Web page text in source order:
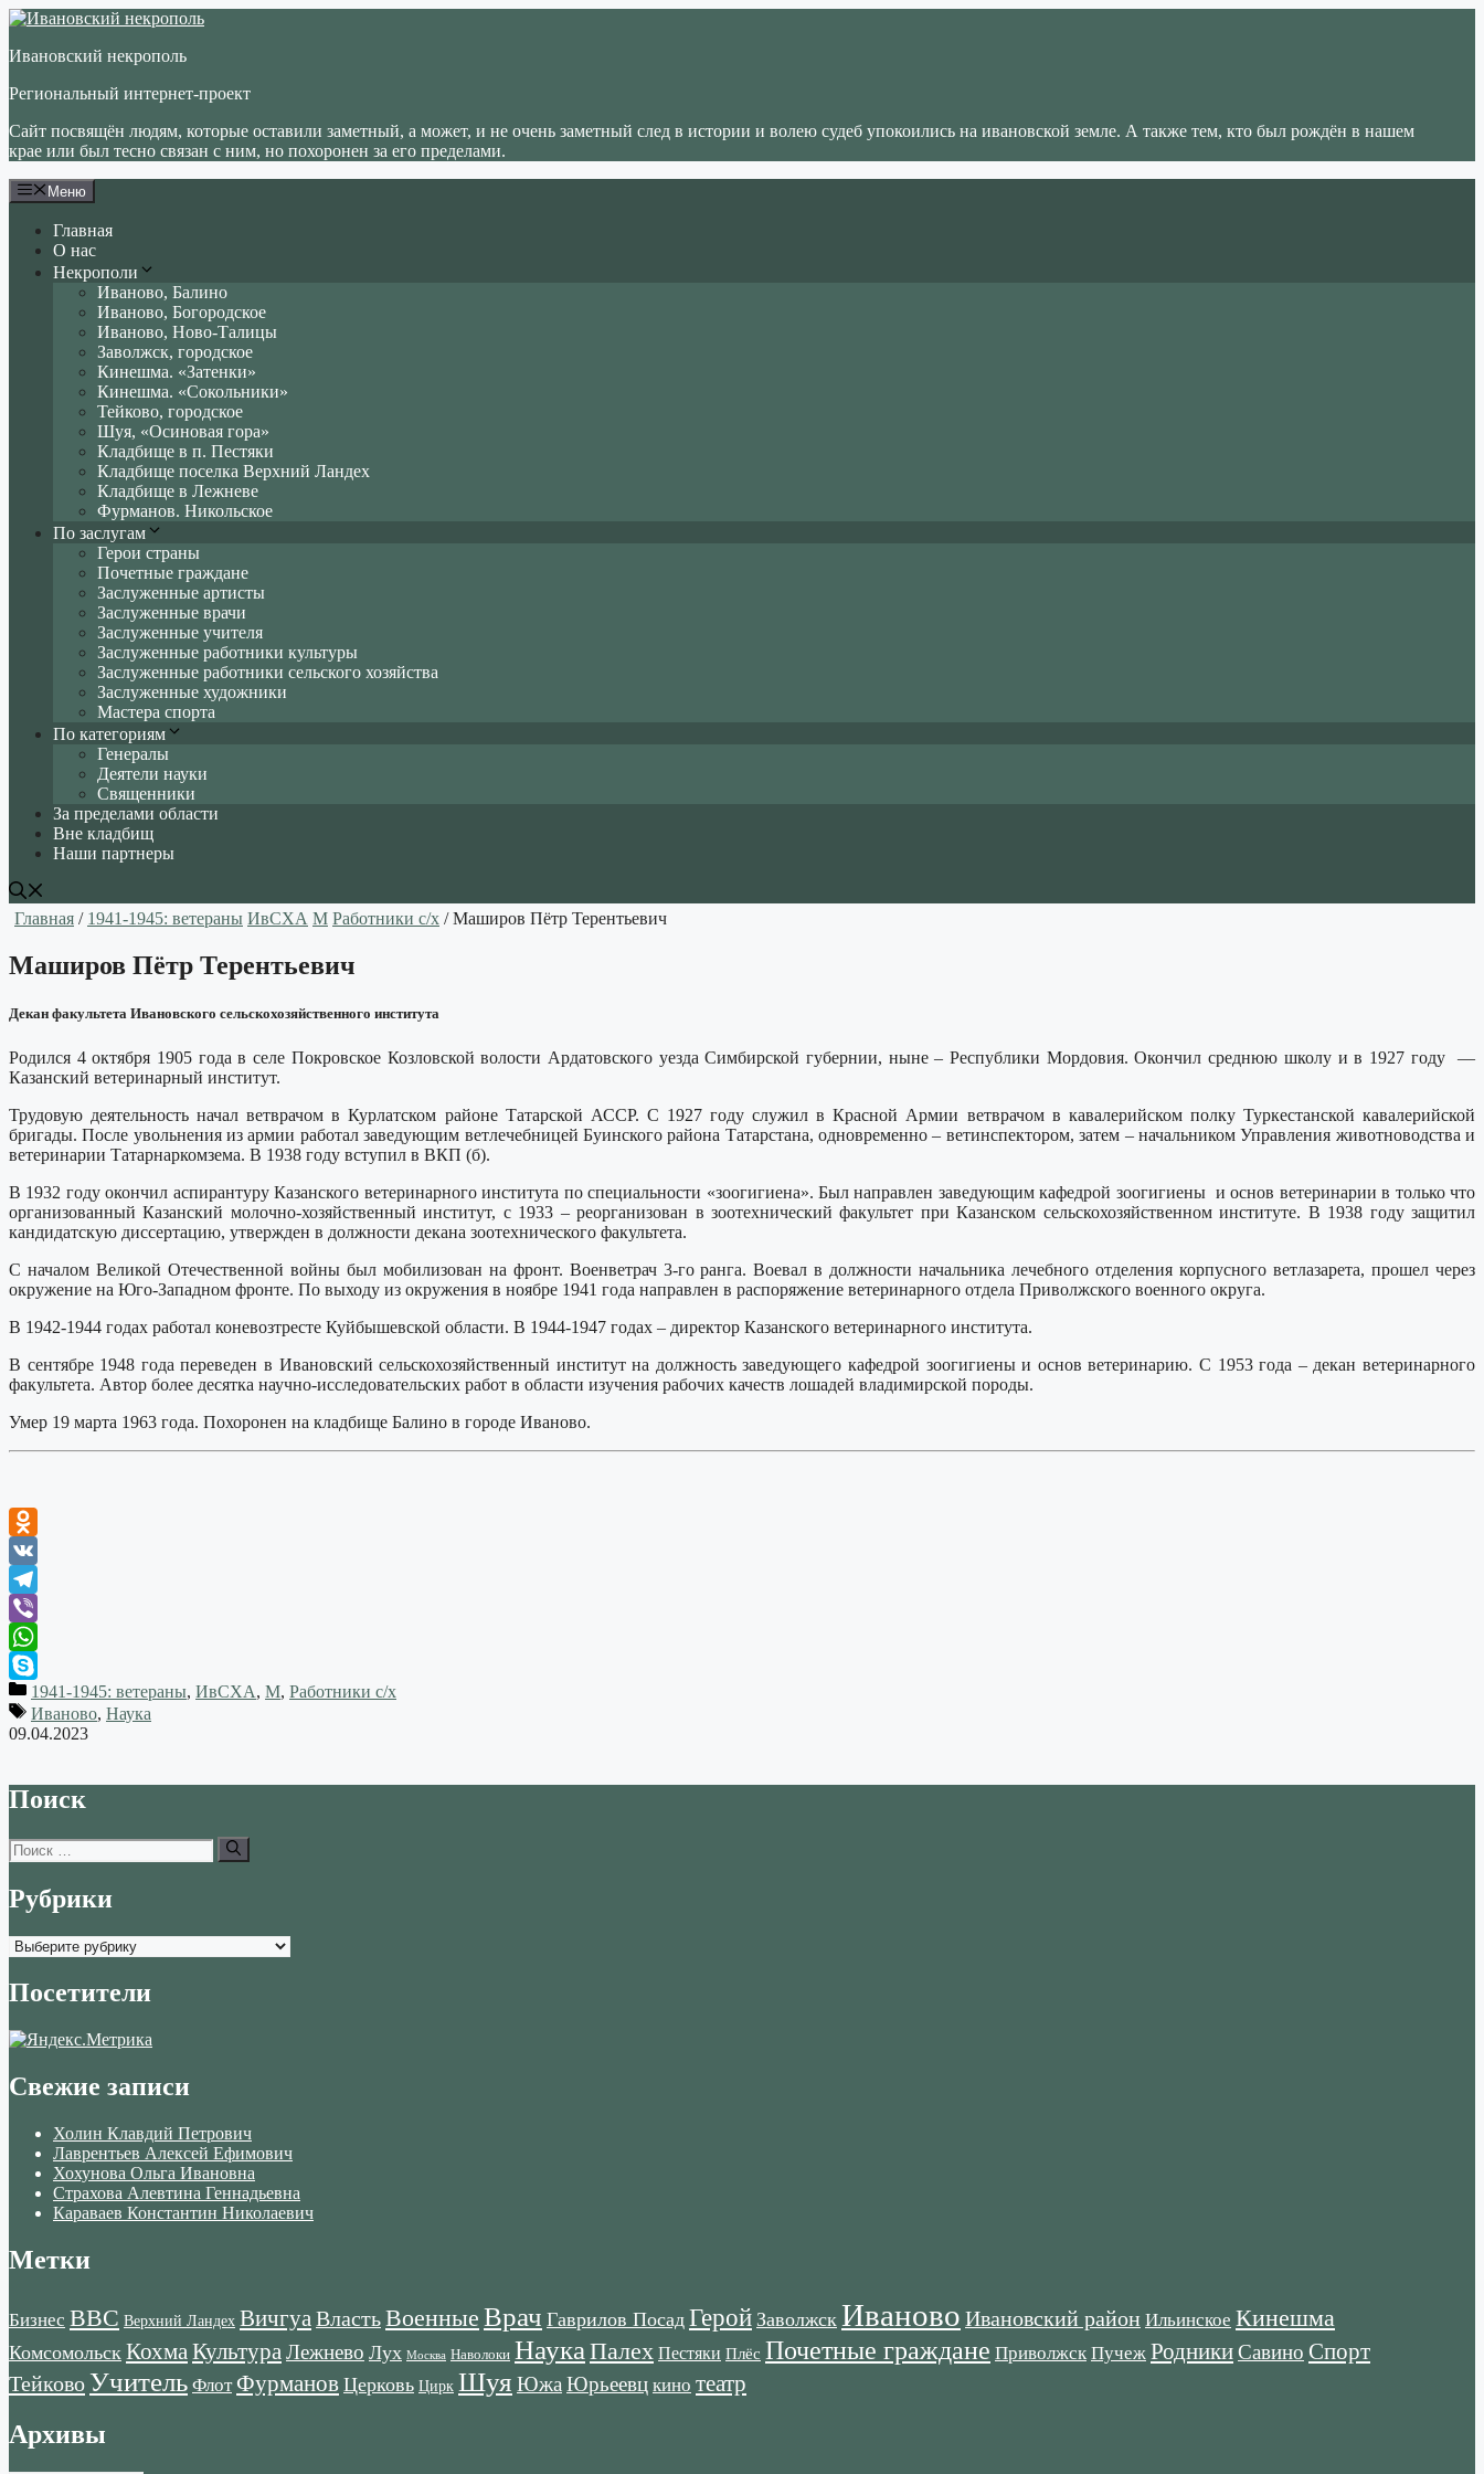
Перейти
содержимому
Ивановский некрополь
Региональный интернет-проект
Сайт посвящён людям, которые оставили заметный, а может, и не очень заметный след в истории и волею судеб упокоились на ивановской земле. А также тем, кто был рождён в нашем
крае или был тесно связан с ним, но похоронен за его пределами.
Меню
Главная
О нас
Некрополи
Иваново, Балино
Иваново, Богородское
Иваново, Ново-Талицы
Заволжск, городское
Кинешма. «Затенки»
Кинешма. «Сокольники»
Тейково, городское
Шуя, «Осиновая гора»
Кладбище в п. Пестяки
Кладбище поселка Верхний Ландех
Кладбище в Лежневе
Фурманов. Никольское
По заслугам
Герои страны
Почетные граждане
Заслуженные артисты
Заслуженные врачи
Заслуженные учителя
Заслуженные работники культуры
Заслуженные работники сельского хозяйства
Заслуженные художники
Мастера спорта
По категориям
Генералы
Деятели науки
Священники
За пределами области
Вне кладбищ
Наши партнеры
Главная / 1941-1945: ветераны ИвСХА М Работники с/х / Маширов Пётр Терентьевич
Маширов Пётр Терентьевич
Декан факультета Ивановского сельскохозяйственного института
Родился 4 октября 1905 года в селе Покровское Козловской волости Ардатовского уезда Симбирской губернии, ныне – Республики Мордовия. Окончил среднюю школу и в 1927 году —
Казанский ветеринарный институт.
Трудовую деятельность начал ветврачом в Курлатском районе Татарской АССР. С 1927 году служил в Красной Армии ветврачом в кавалерийском полку Туркестанской кавалерийской
бригады. После увольнения из армии работал заведующим ветлечебницей Буинского района Татарстана, одновременно – ветинспектором, затем – начальником Управления животноводства и
ветеринарии Татарнаркомзема. В 1938 году вступил в ВКП (б).
В 1932 году окончил аспирантуру Казанского ветеринарного института по специальности «зоогигиена». Был направлен заведующим кафедрой зоогигиены и основ ветеринарии в только что
организованный Казанский молочно-хозяйственный институт, с 1933 – реорганизован в зоотехнический факультет при Казанском сельскохозяйственном институте. В 1938 году защитил
кандидатскую диссертацию, утвержден в должности декана зоотехнического факультета.
С началом Великой Отечественной войны был мобилизован на фронт. Военветрач 3-го ранга. Воевал в должности начальника лечебного отделения корпусного ветлазарета, прошел через
окружение на Юго-Западном фронте. По выходу из окружения в ноябре 1941 года направлен в распоряжение ветеринарного отдела Приволжского военного округа.
В 1942-1944 годах работал коневозтресте Куйбышевской области. В 1944-1947 годах – директор Казанского ветеринарного института.
В сентябре 1948 года переведен в Ивановский сельскохозяйственный институт на должность заведующего кафедрой зоогигиены и основ ветеринарию. С 1953 года – декан ветеринарного
факультета. Автор более десятка научно-исследовательских работ в области изучения рабочих качеств лошадей владимирской породы.
Умер 19 марта 1963 года. Похоронен на кладбище Балино в городе Иваново.
Odnoklassniki
VK
Telegram
Viber
WhatsApp
Skype1941-1945: ветераны, ИвСХА, М, Работники с/х
Иваново, Наука
09.04.2023
Поиск
Поиск:
Рубрики
Рубрики
Посетители
Свежие записи
Холин Клавдий Петрович
Лаврентьев Алексей Ефимович
Хохунова Ольга Ивановна
Страхова Алевтина Геннадьевна
Караваев Константин Николаевич
Метки
Бизнес ВВС Верхний Ландех ВичгуаВластьВоенные Врач Гаврилов Посад Герой Заволжск Иваново Ивановский район Ильинское Кинешма
Комсомольск КохмаКультура Лежнево Лух Москва Наволоки Наука Палех Пестяки Плёс Почетные граждане Приволжск Пучеж РодникиСавино Спорт
ТейковоУчитель Флот Фурманов Церковь Цирк Шуя Южа Юрьеевц кино театр
Архивы